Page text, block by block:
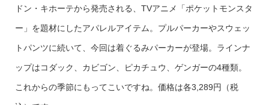
ドン・キホーテから発売される、TVアニメ「ポケットモンスタ
ー」を題材にしたアパレルアイテム。プルパーカーやスウェッ
トパンツに続いて、今回は着ぐるみパーカーが登場。ラインナ
ップはコダック、カビゴン、ピカチュウ、ゲンガーの4種類。
これからの季節にもってこいですね。価格は各3,289円（税